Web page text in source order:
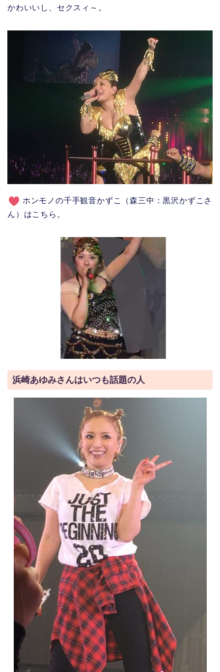
かわいいし、セクスィ～。
ホンモノの千手観音かずこ（森三中：黒沢かずこさ
ん）はこちら。
浜崎あゆみさんはいつも話題の人